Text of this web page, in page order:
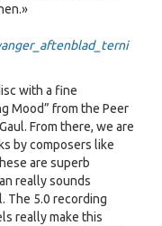
with a fine
Mood” from the Peer
From there, we are
by composers like
are superb
really sounds
The 5.0 recording
really make this